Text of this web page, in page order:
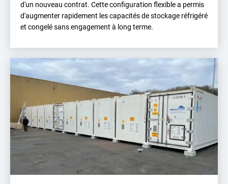
d'un nouveau contrat. Cette configuration flexible a permis
d'augmenter rapidement les capacités de stockage réfrigéré
et congelé sans engagement à long terme.